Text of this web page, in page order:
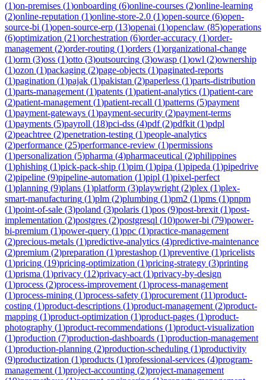
(1)on-premises (1)onboarding (6)online-courses (2)online-learning
(2)online-reputation (1)online-store-2.0 (1)open-source (6)open-
source-bi (1)open-source-erp (13)openai (1)openclaw (85)operations
(6)optimization (21)orchestration (6)order-accuracy (1)order-
management (2)order-routing (1)orders (1)organizational-change
(1)orm (3)oss (1)otto (3)outsourcing (3)owasp (1)owl (2)ownership
(1)ozon (1)packaging (2)page-objects (1)paginated-reports
(1)pagination (1)pajak (1)pakistan (2)paperless (1)parts-distribution
(1)parts-management (1)patents (1)patient-analytics (1)patient-care
(2)patient-management (1)patient-recall (1)patterns (5)payment
(1)payment-gateways (1)payment-security (2)payment-terms
(1)payments (5)payroll (18)pci-dss (4)pdf(2)pdfkit (1)pdpl
(2)peachtree (2)penetration-testing (1)people-analytics
(2)performance (25)performance-review (1)permissions
(1)personalization (5)pharma (4)pharmaceutical (2)philippines
(1)phishing (1)pick-pack-ship (1)pim (1)pipa (1)pipeda (1)pipedrive
(2)pipeline (9)pipeline-automation (1)pipl (1)pixel-perfect
(1)planning (9)plans (1)platform (3)playwright (2)plex (1)plex-
smart-manufacturing (1)plm (2)plumbing (1)pm2 (1)pms (1)pnpm
(1)point-of-sale (3)poland (3)polaris (1)pos (9)post-brexit (1)post-
implementation (2)postgres (2)postgresql (10)power-bi (79)power-
bi-premium (1)power-query (1)ppc (1)practice-management
(2)precious-metals (1)predictive-analytics (4)predictive-maintenance
(2)premium (2)preparation (1)prestashop (1)preventive (1)pricelists
(1)pricing (19)pricing-optimization (1)pricing-strategy (3)printing
(1)prisma (1)privacy (12)privacy-act (1)privacy-by-design
(1)process (2)process-improvement (1)process-management
(1)process-mining (1)process-safety (1)procurement (11)product-
costing (1)product-descriptions (1)product-management (2)product-
mapping (1)product-optimization (1)product-pages (1)product-
photography (1)product-recommendations (1)product-visualization
(1)production (7)production-dashboards (1)production-management
(1)production-planning (2)production-scheduling (1)productivity
(9)productization (1)products (1)professional-services (4)program-
management (1)project-accounting (2)project-management